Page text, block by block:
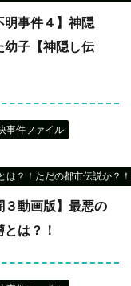
明事件４】神隠
幼子【神隠し伝
事件ファイル
は？！ただの都市伝説か？
３動画版】最悪の
は？！